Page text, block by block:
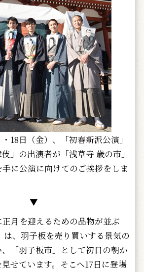
18日（金）、「初春新派公演」
」の出演者が「浅草寺 歳の市」
に公演に向けてのご挨拶をしま
▼
月を迎えるための品物が並ぶ
は、羽子板を売り買いする景気の
「羽子板市」として初日の朝か
せています。そこへ17日に登場